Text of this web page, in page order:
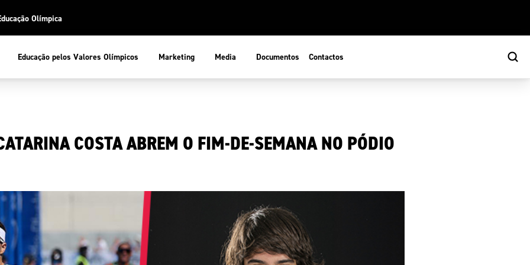
Olímpica
Educação pelos Valores Olímpicos Marketing Media Documentos Contactos
Atletas
Federações
Participação Desportiva
de Portugal
e Conhecimento
COSTA ABREM O FIM-DE-SEMANA NO PÓDIO